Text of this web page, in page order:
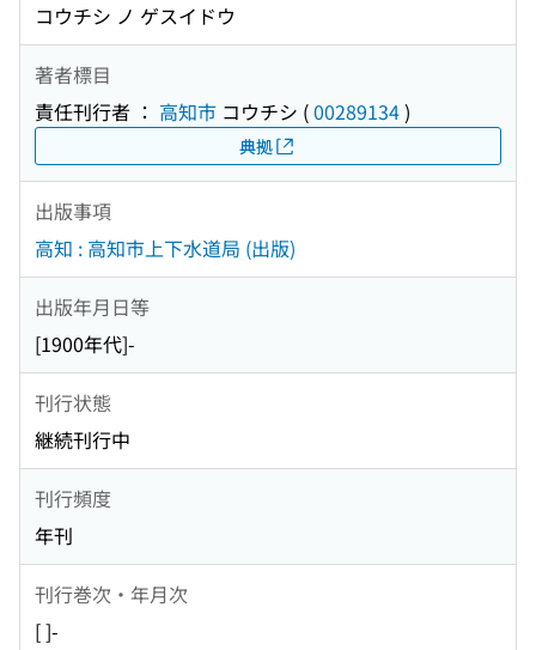
コウチシ ノ ゲスイドウ
著者標目
責任刊行者 ： 高知市 コウチシ (00289134)
典拠
出版事項
高知 : 高知市上下水道局 (出版)
出版年月日等
[1900年代]-
刊行状態
継続刊行中
刊行頻度
年刊
刊行巻次・年月次
[ ]-